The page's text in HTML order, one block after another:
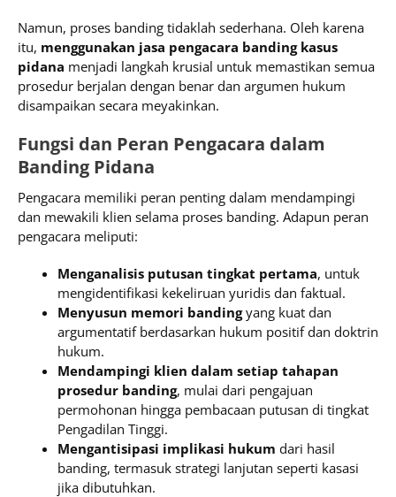
Namun, proses banding tidaklah sederhana. Oleh karena
itu, menggunakan jasa pengacara banding kasus
pidana menjadi langkah krusial untuk memastikan semua
prosedur berjalan dengan benar dan argumen hukum
disampaikan secara meyakinkan.
Fungsi dan Peran Pengacara dalam
Banding Pidana
Pengacara memiliki peran penting dalam mendampingi
dan mewakili klien selama proses banding. Adapun peran
pengacara meliputi:
Menganalisis putusan tingkat pertama, untuk
mengidentifikasi kekeliruan yuridis dan faktual.
Menyusun memori bandingyang kuat dan
argumentatif berdasarkan hukum positif dan doktrin
hukum.
Mendampingi klien dalam setiap tahapan
prosedur banding, mulai dari pengajuan
permohonan hingga pembacaan putusan di tingkat
Pengadilan Tinggi.
Mengantisipasi implikasi hukum dari hasil
banding, termasuk strategi lanjutan seperti kasasi
jika dibutuhkan.